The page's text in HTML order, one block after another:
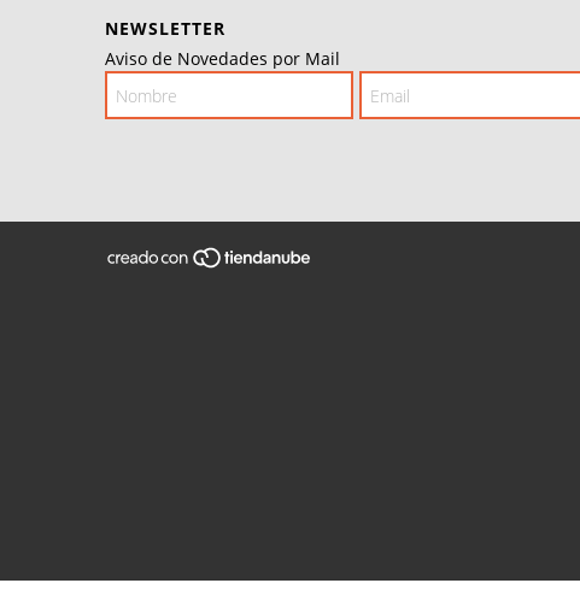
NEWSLETTER
Aviso de Novedades por Mail